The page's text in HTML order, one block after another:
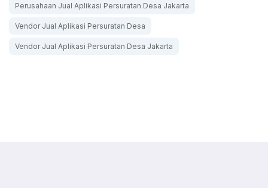
Perusahaan Jual Aplikasi Persuratan Desa Jakarta
Vendor Jual Aplikasi Persuratan Desa
Vendor Jual Aplikasi Persuratan Desa Jakarta